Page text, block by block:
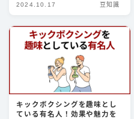
井上尚弥
那須川天心
平本蓮
2024.10.17 豆知識
キックボクシングを趣味とし
ている有名人！効果や魅力を